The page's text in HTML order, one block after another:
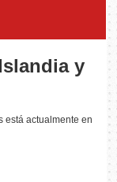
y
está actualmente en